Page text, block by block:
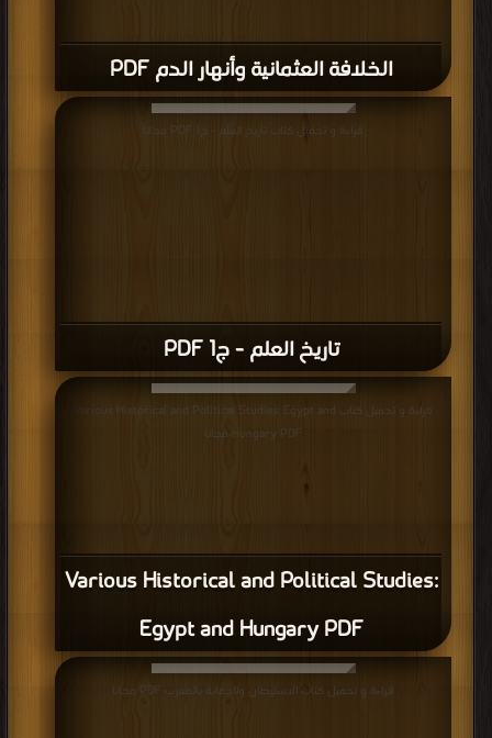
الخلافة العثمانية وأنهار الدم PDF
تاريخ العلم - ج1 PDF
قراءة و تحميل كتاب تاريخ العلم - ج1 PDF مجانا
Various Historical and Political Studies:
Egypt and Hungary PDF
قراءة و تحميل كتاب Various Historical and Political Studies: Egypt and
Hungary PDF مجانا
قراءة و تحميل كتاب الاستيطان والحماية بالمغرب PDF مجانا